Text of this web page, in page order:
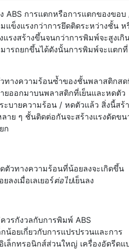
ABS การแตกหรือการแตกของขอบ
แข็งแรงกว่าการยึดติดระหว่างชั้น ห
รงสร้างขึ้นจนกว่าการพิมพ์จะสูงเกิ
ารถยกขึ้นได้ดังนั้นการพิมพ์จะแตกที่
ทางความร้อนซ้ำของชั้นพลาสติกส
ยออกมาบนพลาสติกที่เย็นและหดตัว
ะบายความร้อน / หดตัวแล้ว สิ่งนี้สร้
าย ๆ ชั้นติดต่อกันจะสร้างแรงดัดขน
ก
ตัวทางความร้อนที่น้อยลงจะเกิดขึ้น
ลงเมื่อเลเยอร์ต่อไปเย็นลง
รกังวลกับการพิมพ์ ABS
อยเกี่ยวกับการแปรปรวนและการ
ล็กทรอนิกส์ส่วนใหญ่ เครื่องอัดรีดแ